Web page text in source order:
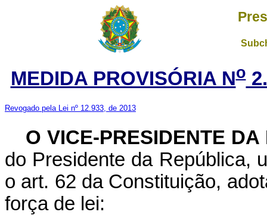
MEDIDA PROVISÓRIA No
Revogado pela Lei nº 12.933, de 2013
O VICE-PRESIDENTE
do Presidente da República,
o art. 62 da Constituição,
força de lei: